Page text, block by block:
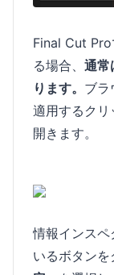
Final Cut Pro
る場合、 通常
ります。 ブラ
適用するク
開きます。
情報インスペ
いるボタン